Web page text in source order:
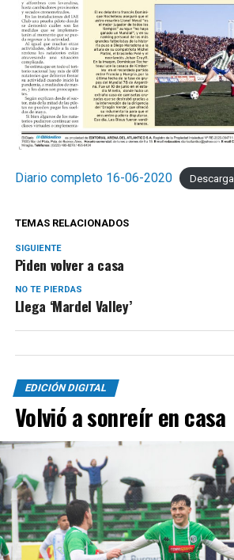
Diario completo 16-06-2020 Descarga
TEMAS RELACIONADOS
SIGUIENTE
Piden volver a casa
NO TE PIERDAS
Llega ‘Mardel Valley’
EDICIÓN DIGITAL
Volvió a sonreír en casa